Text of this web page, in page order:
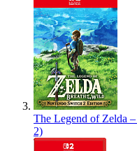
The Legend of Zelda
2)